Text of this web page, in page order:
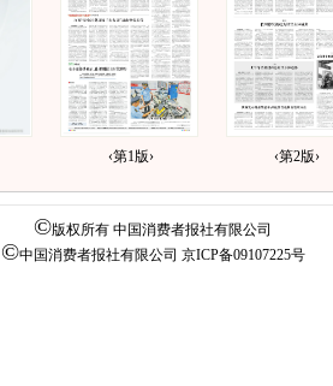
‹第1版› ‹第2版›
©版权所有 中国消费者报社有限公司
©中国消费者报社有限公司 京ICP备09107225号